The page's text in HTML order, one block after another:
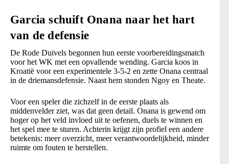
Garcia schuift Onana naar het hart
van de defensie
De Rode Duivels begonnen hun eerste voorbereidingsmatch
voor het WK met een opvallende wending. Garcia koos in
Kroatië voor een experimentele 3-5-2 en zette Onana centraal
in de driemansdefensie. Naast hem stonden Ngoy en Theate.
Voor een speler die zichzelf in de eerste plaats als
middenvelder ziet, was dat geen detail. Onana is gewend om
hoger op het veld invloed uit te oefenen, duels te winnen en
het spel mee te sturen. Achterin krijgt zijn profiel een andere
betekenis: meer overzicht, meer verantwoordelijkheid, minder
ruimte om fouten te herstellen.